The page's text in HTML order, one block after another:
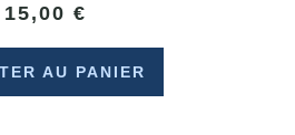
15,00 €
AU PANIER